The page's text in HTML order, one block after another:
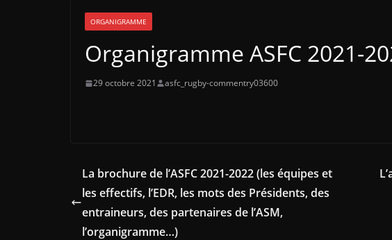
ORGANIGRAMME
Organigramme ASFC 2021-
29 octobre 2021 asfc_rugby-commentry03600
La brochure de l’ASFC 2021-2022 (les équipes et
les effectifs, l’EDR, les mots des Présidents, des
entraineurs, des partenaires de l’ASM,
l’organigramme…)